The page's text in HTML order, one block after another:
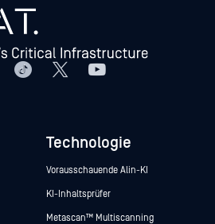
Technologie
Vorausschauende Alin-KI
KI-Inhaltsprüfer
Metascan™ Multiscanning